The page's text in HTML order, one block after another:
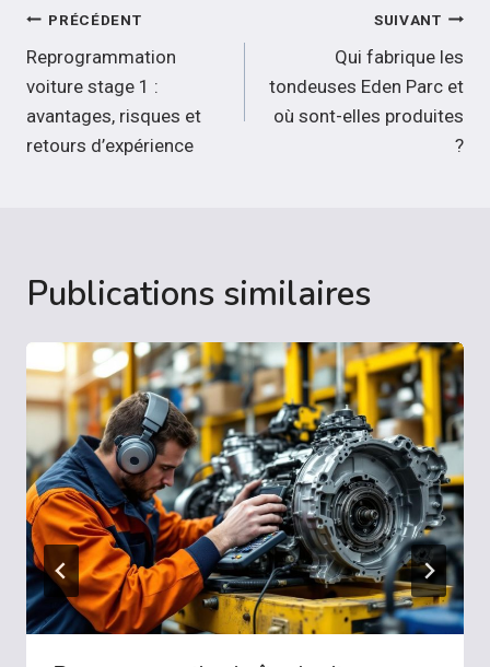
Navigation
de
l’article
PRÉCÉDENT
Reprogrammation
voiture stage 1 :
avantages, risques et
retours d’expérience
SUIVANT
Qui fabrique les
tondeuses Eden Parc et
où sont-elles produites
?
Publications similaires